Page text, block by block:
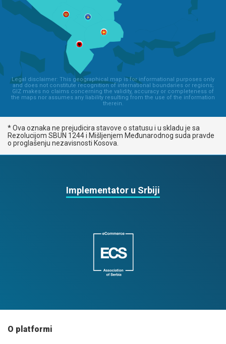
Legal disclaimer: This geographical map is for informational purposes only
and does not constitute recognition of international boundaries or regions;
GIZ makes no claims concerning the validity, accuracy or completeness of
the maps nor assumes any liability resulting from the use of the information
therein.
* Ova oznaka ne prejudicira stavove o statusu i u skladu je sa
Rezolucijom SBUN 1244 i Mišljenjem Međunarodnog suda pravde
o proglašenju nezavisnosti Kosova.
Implementator u Srbiji
O platformi